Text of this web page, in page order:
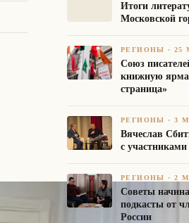
Итоги
Московской
РЕГИОНЫ ·25
Союз
книжную
страница»
РЕГИОНЫ ·3
Вячеслав
с
РЕГИОНЫ ·2
Советы
подкасты от
России